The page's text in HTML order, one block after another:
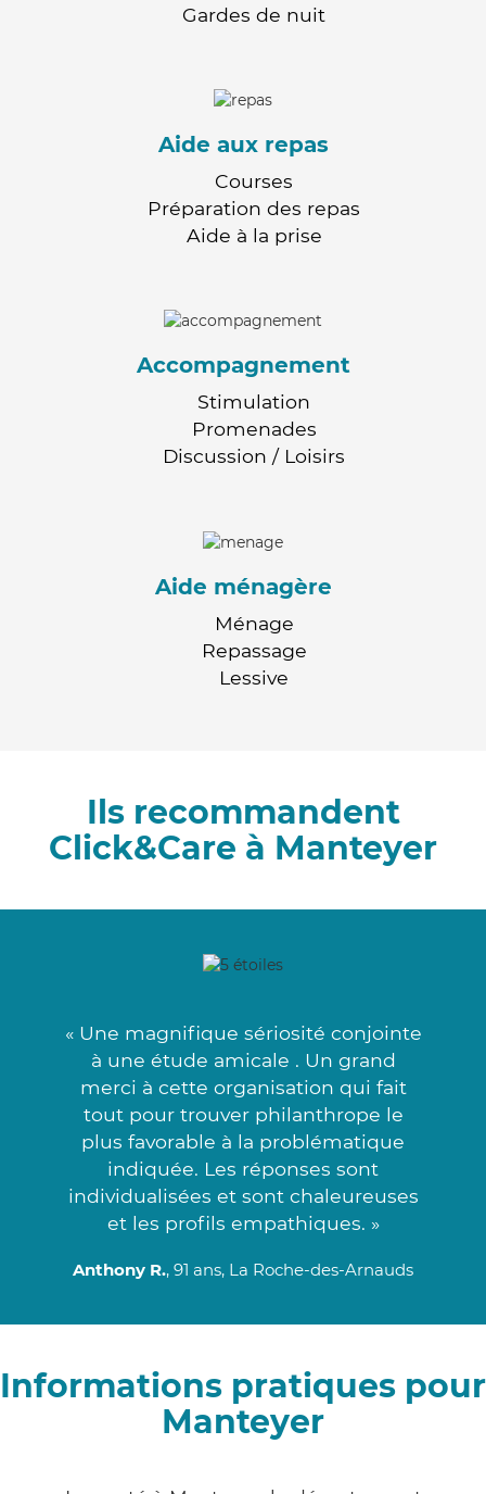
Gardes de nuit
Aide aux repas
Courses
Préparation des repas
Aide à la prise
Accompagnement
Stimulation
Promenades
Discussion / Loisirs
Aide ménagère
Ménage
Repassage
Lessive
Ils recommandent
Click&Care à Manteyer
« Une magnifique sériosité conjointe
à une étude amicale . Un grand
merci à cette organisation qui fait
tout pour trouver philanthrope le
plus favorable à la problématique
indiquée. Les réponses sont
individualisées et sont chaleureuses
et les profils empathiques. »
Anthony R., 91 ans, La Roche-des-Arnauds
Informations pratiques pour
Manteyer